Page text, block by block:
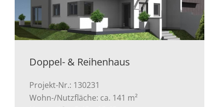
Doppel- & Reihenhaus
Projekt-Nr.: 130231
Wohn-/Nutzfläche: ca. 141 m²